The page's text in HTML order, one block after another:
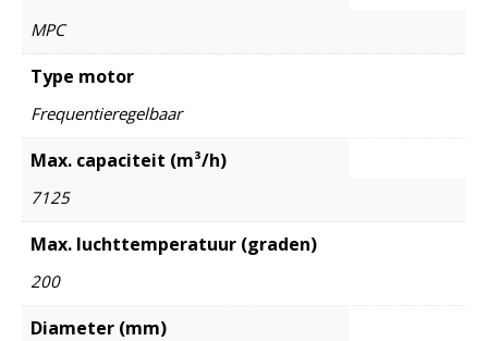
MPC
Type motor
Frequentieregelbaar
Max. capaciteit (m³/h)
7125
Max. luchttemperatuur (graden)
200
Diameter (mm)